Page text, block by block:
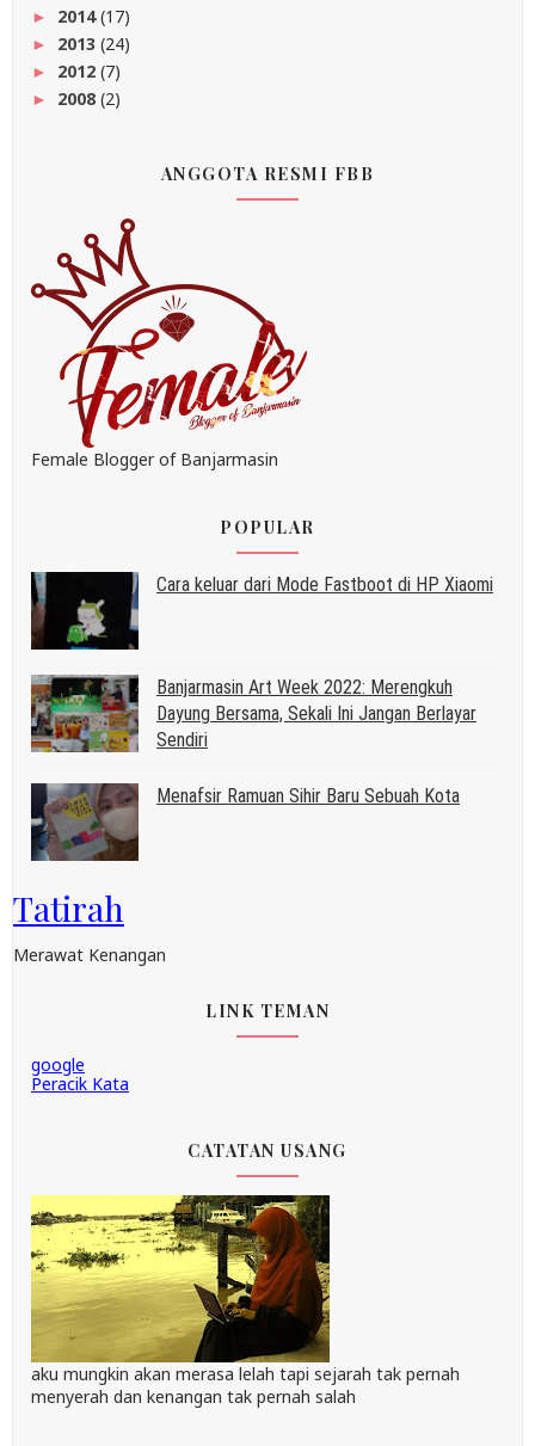
► 2014(17)
► 2013 (24)
► 2012 (7)
► 2008 (2)
ANGGOTA RESMI FBB
Female Blogger of Banjarmasin
POPULAR
Cara keluar dari Mode Fastboot di HP Xiaomi
Banjarmasin Art Week 2022: Merengkuh
Dayung Bersama, Sekali Ini Jangan Berlayar
Sendiri
Menafsir Ramuan Sihir Baru Sebuah Kota
Tatirah
Merawat Kenangan
LINK TEMAN
google
Peracik Kata
CATATAN USANG
aku mungkin akan merasa lelah tapi sejarah tak pernah
menyerah dan kenangan tak pernah salah